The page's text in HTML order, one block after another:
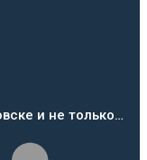
и не только…